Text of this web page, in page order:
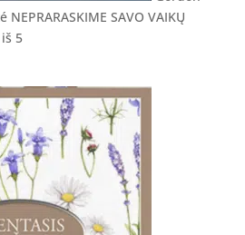
SAVO VAIKŲ
5